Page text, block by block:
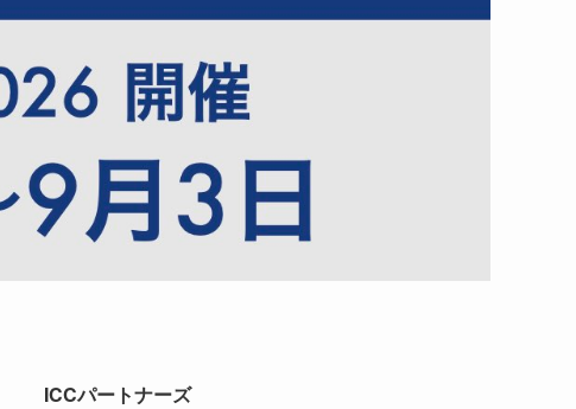
ICCパートナーズ